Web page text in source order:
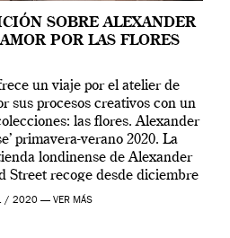
SOBRE ALEXANDER
POR LAS FLORES
un viaje por el atelier de
sus procesos creativos con un
las flores. Alexander
primavera-verano 2020. La
londinense de Alexander
Street recoge desde diciembre
final de abril […]
/ 2020 — VER MÁS